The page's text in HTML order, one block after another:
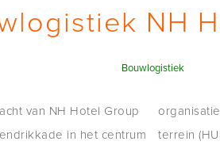
NH
Bouwlogistiek
van NH Hotel Group
in het centrum
het centrale logistieke
terrein